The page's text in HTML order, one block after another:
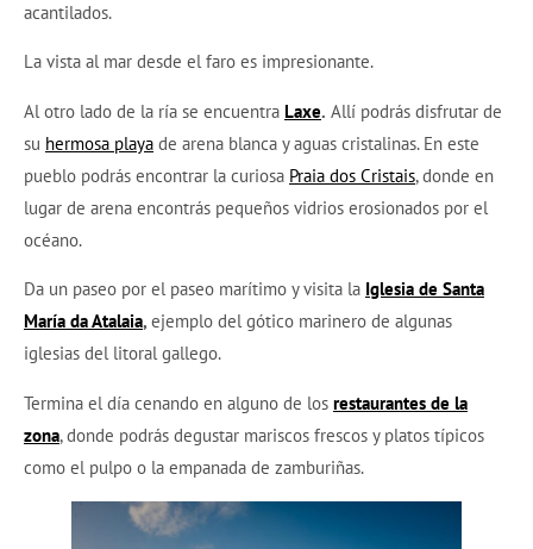
acantilados.
La vista al mar desde el faro es impresionante.
Al otro lado de la ría se encuentra Laxe. Allí podrás disfrutar de
su hermosa playa de arena blanca y aguas cristalinas. En este
pueblo podrás encontrar la curiosa Praia dos Cristais, donde en
lugar de arena encontrás pequeños vidrios erosionados por el
océano.
Da un paseo por el paseo marítimo y visita la Iglesia de Santa
María da Atalaia, ejemplo del gótico marinero de algunas
iglesias del litoral gallego.
Termina el día cenando en alguno de los restaurantes de la
zona, donde podrás degustar mariscos frescos y platos típicos
como el pulpo o la empanada de zamburiñas.